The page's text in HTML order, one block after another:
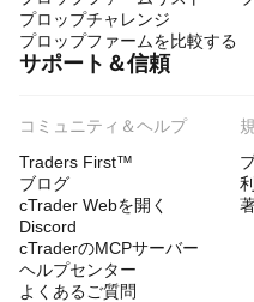
プロップチャレンジ
プロップファームを比較する
サポート＆信頼
コミュニティ＆ヘルプ
Traders First™
ブログ
cTrader Webを開く
Discord
cTraderのMCPサーバー
ヘルプセンター
よくあるご質問